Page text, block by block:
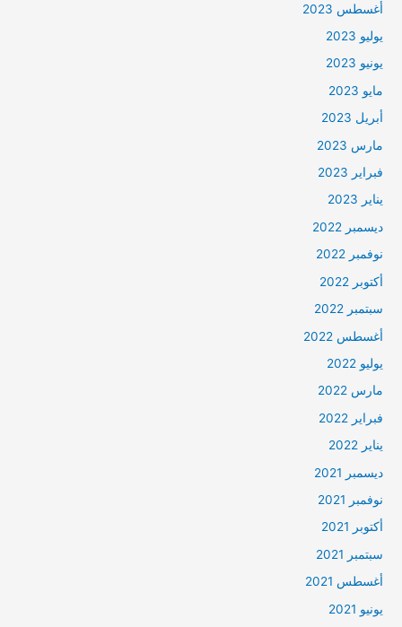
أغسطس 2023
يوليو 2023
يونيو 2023
مايو 2023
أبريل 2023
مارس 2023
فبراير 2023
يناير 2023
ديسمبر 2022
نوفمبر 2022
أكتوبر 2022
سبتمبر 2022
أغسطس 2022
يوليو 2022
مارس 2022
فبراير 2022
يناير 2022
ديسمبر 2021
نوفمبر 2021
أكتوبر 2021
سبتمبر 2021
أغسطس 2021
يونيو 2021